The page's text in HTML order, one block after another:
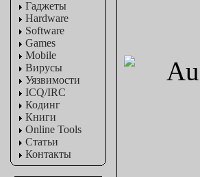
Гаджеты
Hardware
Software
Games
Mobile
Вирусы
Уязвимости
ICQ/IRC
Кодинг
Книги
Online Tools
Статьи
Контакты